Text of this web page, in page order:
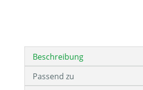
Beschreibung
Passend zu